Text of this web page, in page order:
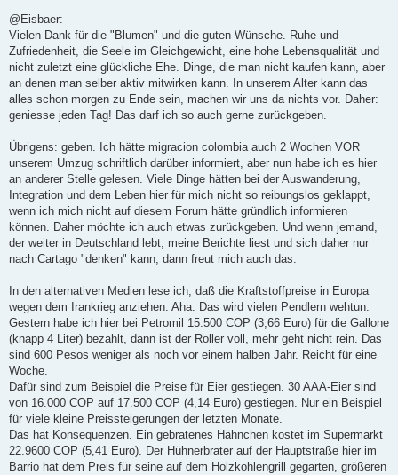
i
r
a
@Eisbaer:
Vielen Dank für die "Blumen" und die guten Wünsche. Ruhe und
Zufriedenheit, die Seele im Gleichgewicht, eine hohe Lebensqualität und
nicht zuletzt eine glückliche Ehe. Dinge, die man nicht kaufen kann, aber
an denen man selber aktiv mitwirken kann. In unserem Alter kann das
alles schon morgen zu Ende sein, machen wir uns da nichts vor. Daher:
geniesse jeden Tag! Das darf ich so auch gerne zurückgeben.
Übrigens: geben. Ich hätte migracion colombia auch 2 Wochen VOR
unserem Umzug schriftlich darüber informiert, aber nun habe ich es hier
an anderer Stelle gelesen. Viele Dinge hätten bei der Auswanderung,
Integration und dem Leben hier für mich nicht so reibungslos geklappt,
wenn ich mich nicht auf diesem Forum hätte gründlich informieren
können. Daher möchte ich auch etwas zurückgeben. Und wenn jemand,
der weiter in Deutschland lebt, meine Berichte liest und sich daher nur
nach Cartago "denken" kann, dann freut mich auch das.
In den alternativen Medien lese ich, daß die Kraftstoffpreise in Europa
wegen dem Irankrieg anziehen. Aha. Das wird vielen Pendlern wehtun.
Gestern habe ich hier bei Petromil 15.500 COP (3,66 Euro) für die Gallone
(knapp 4 Liter) bezahlt, dann ist der Roller voll, mehr geht nicht rein. Das
sind 600 Pesos weniger als noch vor einem halben Jahr. Reicht für eine
Woche.
Dafür sind zum Beispiel die Preise für Eier gestiegen. 30 AAA-Eier sind
von 16.000 COP auf 17.500 COP (4,14 Euro) gestiegen. Nur ein Beispiel
für viele kleine Preissteigerungen der letzten Monate.
Das hat Konsequenzen. Ein gebratenes Hähnchen kostet im Supermarkt
22.9600 COP (5,41 Euro). Der Hühnerbrater auf der Hauptstraße hier im
Barrio hat dem Preis für seine auf dem Holzkohlengrill gegarten, größeren